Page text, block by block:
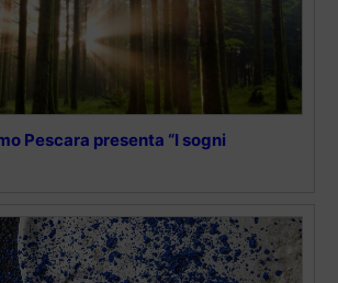
Pescara presenta “I sogni